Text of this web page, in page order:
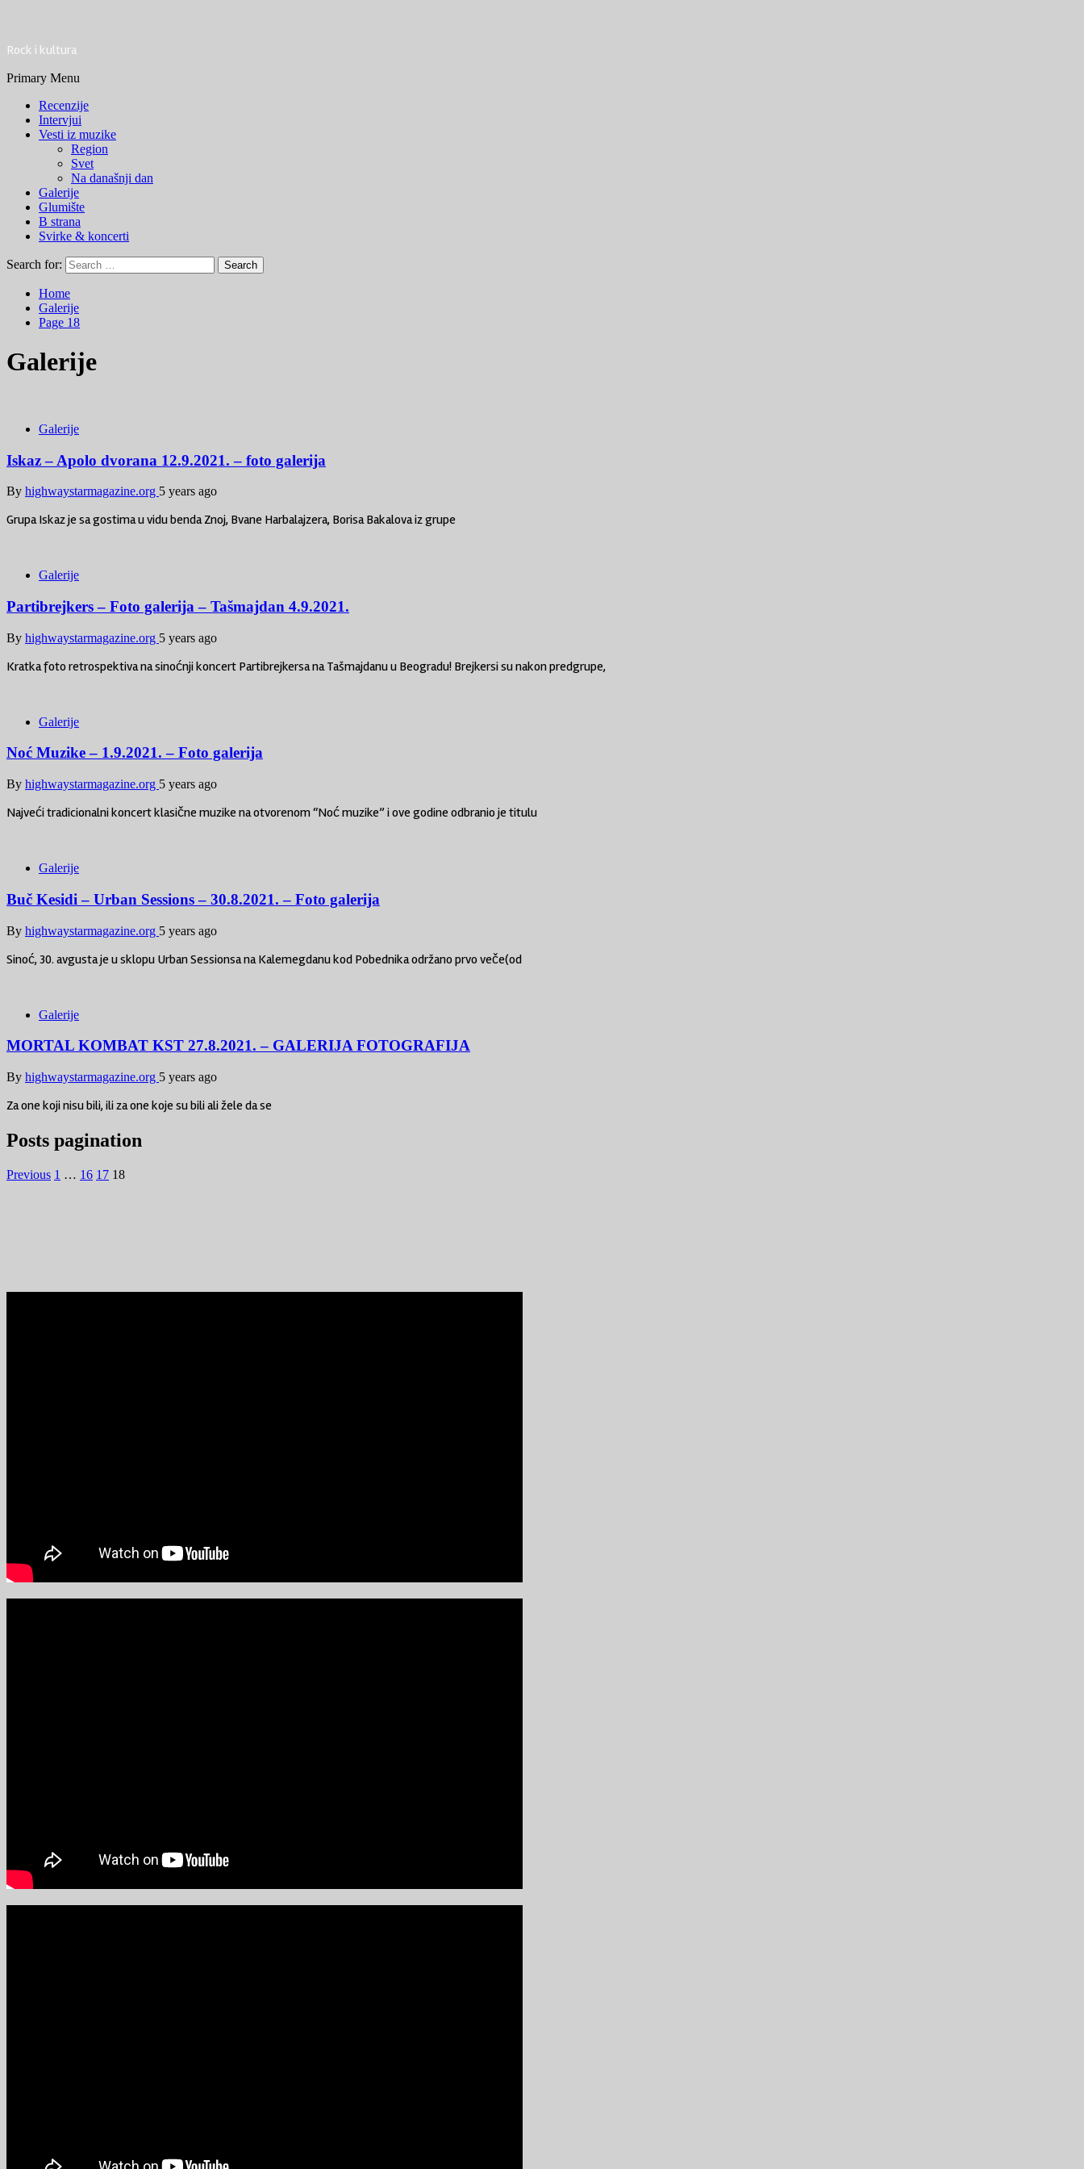
Rock i kultura
Primary Menu
Recenzije
Intervjui
Vesti iz muzike
Region
Svet
Na današnji dan
Galerije
Glumište
B strana
Svirke & koncerti
Search for:
Home
Galerije
Page 18
Galerije
Galerije
Iskaz – Apolo dvorana 12.9.2021. – foto galerija
By highwaystarmagazine.org 5 years ago
Grupa Iskaz je sa gostima u vidu benda Znoj, Bvane Harbalajzera, Borisa Bakalova iz grupe
Galerije
Partibrejkers – Foto galerija – Tašmajdan 4.9.2021.
By highwaystarmagazine.org 5 years ago
Kratka foto retrospektiva na sinoćnji koncert Partibrejkersa na Tašmajdanu u Beogradu! Brejkersi su nakon predgrupe,
Galerije
Noć Muzike – 1.9.2021. – Foto galerija
By highwaystarmagazine.org 5 years ago
Najveći tradicionalni koncert klasične muzike na otvorenom “Noć muzike” i ove godine odbranio je titulu
Galerije
Buč Kesidi – Urban Sessions – 30.8.2021. – Foto galerija
By highwaystarmagazine.org 5 years ago
Sinoć, 30. avgusta je u sklopu Urban Sessionsa na Kalemegdanu kod Pobednika održano prvo veče(od
Galerije
MORTAL KOMBAT KST 27.8.2021. – GALERIJA FOTOGRAFIJA
By highwaystarmagazine.org 5 years ago
Za one koji nisu bili, ili za one koje su bili ali žele da se
Posts pagination
Previous 1 … 16 17 18